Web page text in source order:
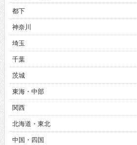
都下
神奈川
埼玉
千葉
茨城
東海・中部
関西
北海道・東北
中国・四国